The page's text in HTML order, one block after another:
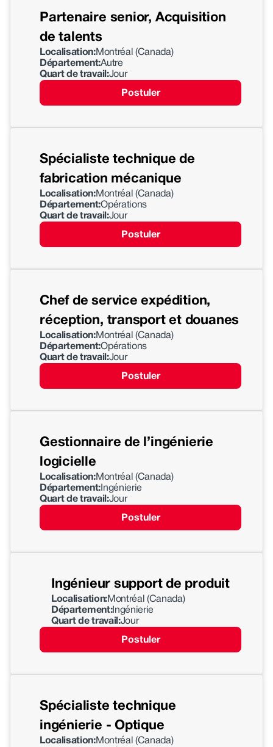
Partenaire senior, Acquisition
de talents
Localisation:Montréal (Canada)
Département:Autre
Quart de travail:Jour
Postuler
Spécialiste technique de
fabrication mécanique
Localisation:Montréal (Canada)
Département:Opérations
Quart de travail:Jour
Postuler
Chef de service expédition,
réception, transport et douanes
Localisation:Montréal (Canada)
Département:Opérations
Quart de travail:Jour
Postuler
Gestionnaire de l’ingénierie
logicielle
Localisation:Montréal (Canada)
Département: Ingénierie
Quart de travail:Jour
Postuler
Ingénieur support de produit
Localisation:Montréal (Canada)
Département:Ingénierie
Quart de travail:Jour
Postuler
Spécialiste technique
ingénierie - Optique
Localisation:Montréal (Canada)